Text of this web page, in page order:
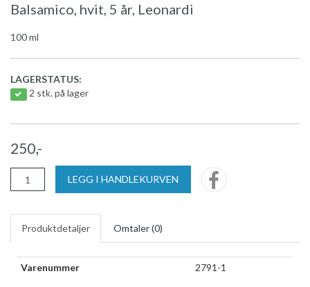
Balsamico, hvit, 5 år, Leonardi
100 ml
LAGERSTATUS:
2 stk. på lager
250,-
LEGG I HANDLEKURVEN
Produktdetaljer Omtaler (0)
Varenummer 2791-1